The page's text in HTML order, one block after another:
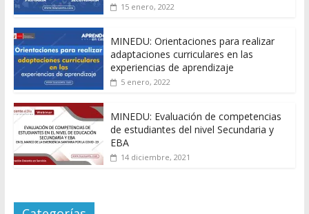
15 enero, 2022
MINEDU: Orientaciones para realizar
adaptaciones curriculares en las
experiencias de aprendizaje
5 enero, 2022
MINEDU: Evaluación de competencias
de estudiantes del nivel Secundaria y
EBA
14 diciembre, 2021